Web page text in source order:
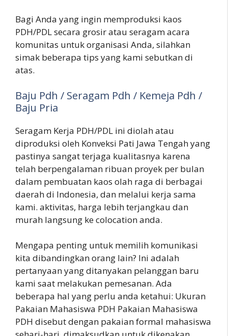
Bagi Anda yang ingin memproduksi kaos
PDH/PDL secara grosir atau seragam acara
komunitas untuk organisasi Anda, silahkan
simak beberapa tips yang kami sebutkan di
atas.
Baju Pdh / Seragam Pdh / Kemeja Pdh /
Baju Pria
Seragam Kerja PDH/PDL ini diolah atau
diproduksi oleh Konveksi Pati Jawa Tengah yang
pastinya sangat terjaga kualitasnya karena
telah berpengalaman ribuan proyek per bulan
dalam pembuatan kaos olah raga di berbagai
daerah di Indonesia, dan melalui kerja sama
kami. aktivitas, harga lebih terjangkau dan
murah langsung ke colocation anda.
Mengapa penting untuk memilih komunikasi
kita dibandingkan orang lain? Ini adalah
pertanyaan yang ditanyakan pelanggan baru
kami saat melakukan pemesanan. Ada
beberapa hal yang perlu anda ketahui: Ukuran
Pakaian Mahasiswa PDH Pakaian Mahasiswa
PDH disebut dengan pakaian formal mahasiswa